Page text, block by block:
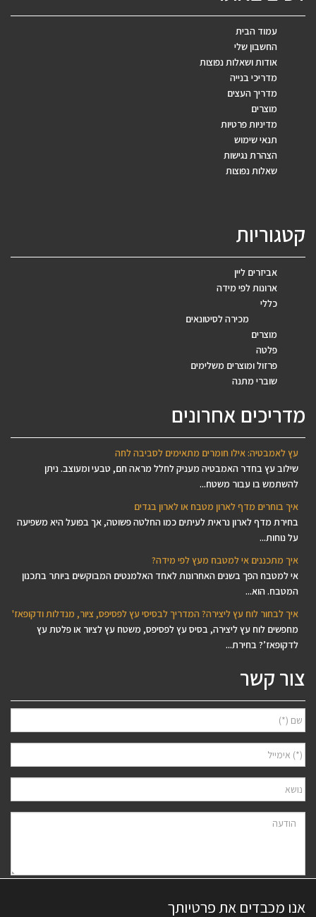
עמוד הבית
החשבון שלי
אודות ושאלות נפוצות
מדריכי בנייה
מדריך העצים
מוצרים
מדיניות פרטיות
תנאי שימוש
הצהרת נגישות
שאלות נפוצות
קטגוריות
אביזרים ליין
ארונות לפי מידה
כללי
מכירה לסיטונאים
מוצרים
פלטה
פרזול ומוצרים משלימים
שוברי מתנה
מדריכים אחרונים
עץ לאמבטיה: אילו חומרים מתאימים לסביבה לחה
שילוב עץ בחדר האמבטיה מעניק לחלל מראה חם, טבעי ומעוצב. ניתן
להשתמש בו עבור משטח...
איך בוחרים מדף לארון מטבח או לארון בגדים
בחירת מדף לארון נראית לעיתים כמו החלטה פשוטה, אך בפועל היא משפיעה
על נוחות...
איך מתכננים אי למטבח מעץ לפי מידה?
אי למטבח הפך בשנים האחרונות לאחד האלמנטים המבוקשים ביותר בתכנון
המטבח. הוא...
איך לבחור לוח עץ ליצירה? המדריך לבסיסי עץ לפסיפס, ציור, מנדלות ודקופאז'
מחפשים לוח עץ ליצירה, בסיס עץ לפסיפס, משטח עץ לציור או פלטת עץ
לדקופאז’? בחירת...
צור קשר
הפרטיותשל האתר. ידוע לי שאוכל לבטל את הרישום בכל עת.
אנו מכבדים את פרטיותך